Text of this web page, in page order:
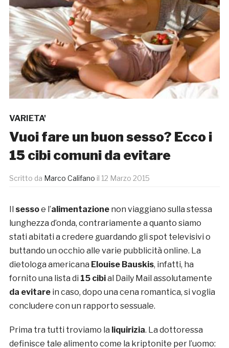
VARIETA'
Vuoi fare un buon sesso? Ecco i
15 cibi comuni da evitare
Scritto da Marco Califano il 12 Marzo 2015
Il sessoe l’alimentazionenon viaggiano sulla stessa
lunghezza d’onda, contrariamente a quanto siamo
stati abitati a credere guardando gli spot televisivi o
buttando un occhio alle varie pubblicità online. La
dietologa americana Elouise Bauskis, infatti, ha
fornito una lista di 15 cibial Daily Mail assolutamente
da evitarein caso, dopo una cena romantica, si voglia
concludere con un rapporto sessuale.
Prima tra tutti troviamo la liquirizia. La dottoressa
definisce tale alimento come la kriptonite per l’uomo: